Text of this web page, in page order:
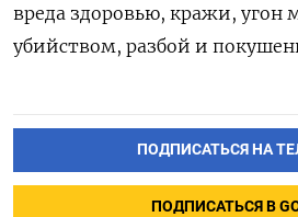
вреда здоровью, кражи, угон
убийством, разбой и
ПОДПИСАТЬСЯ НА
ПОДПИСАТЬСЯ В